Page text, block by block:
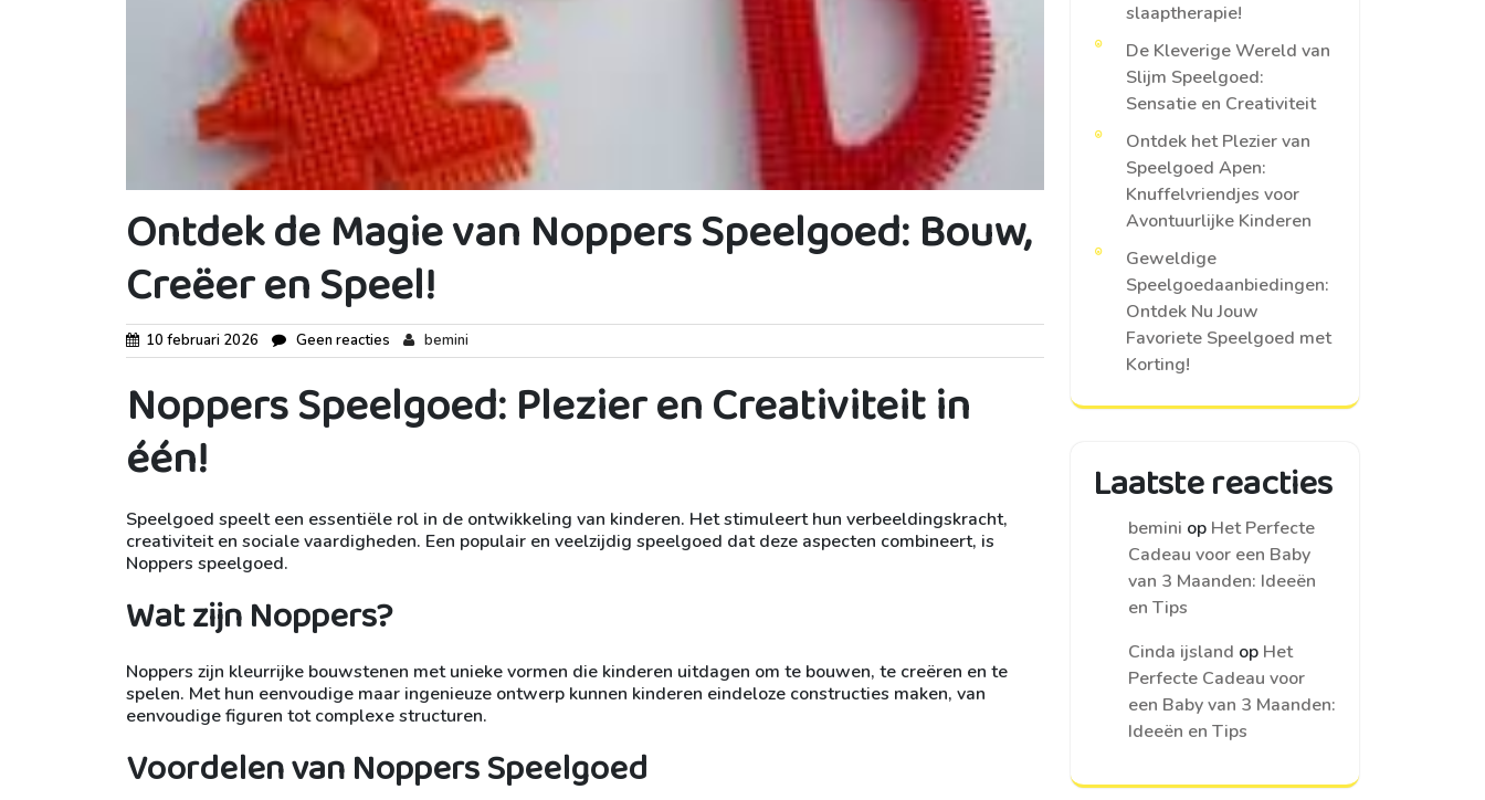
Ontdek de Magie van Noppers Speelgoed: Bouw,
Creëer en Speel!
10 februari 2026 Geen reacties bemini
Noppers Speelgoed: Plezier en Creativiteit in
één!
Speelgoed speelt een essentiële rol in de ontwikkeling van kinderen. Het stimuleert hun verbeeldingskracht,
creativiteit en sociale vaardigheden. Een populair en veelzijdig speelgoed dat deze aspecten combineert, is
Noppers speelgoed.
Wat zijn Noppers?
Noppers zijn kleurrijke bouwstenen met unieke vormen die kinderen uitdagen om te bouwen, te creëren en te
spelen. Met hun eenvoudige maar ingenieuze ontwerp kunnen kinderen eindeloze constructies maken, van
eenvoudige figuren tot complexe structuren.
Voordelen van Noppers Speelgoed
slaaptherapie!
De Kleverige Wereld van
Slijm Speelgoed:
Sensatie en Creativiteit
Ontdek het Plezier van
Speelgoed Apen:
Knuffelvriendjes voor
Avontuurlijke Kinderen
Geweldige
Speelgoedaanbiedingen:
Ontdek Nu Jouw
Favoriete Speelgoed met
Korting!
Laatste reacties
bemini op Het Perfecte
Cadeau voor een Baby
van 3 Maanden: Ideeën
en Tips
Cinda ijsland op Het
Perfecte Cadeau voor
een Baby van 3 Maanden:
Ideeën en Tips